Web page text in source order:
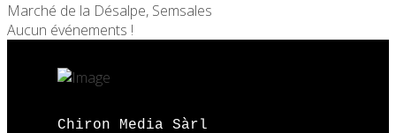
Marché de la Désalpe, Semsales
Aucun événements !
Chiron Media Sàrl